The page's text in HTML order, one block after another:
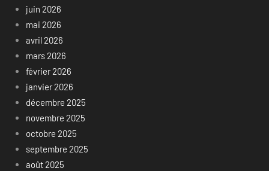
juin 2026
mai 2026
avril 2026
mars 2026
février 2026
janvier 2026
décembre 2025
novembre 2025
octobre 2025
septembre 2025
août 2025